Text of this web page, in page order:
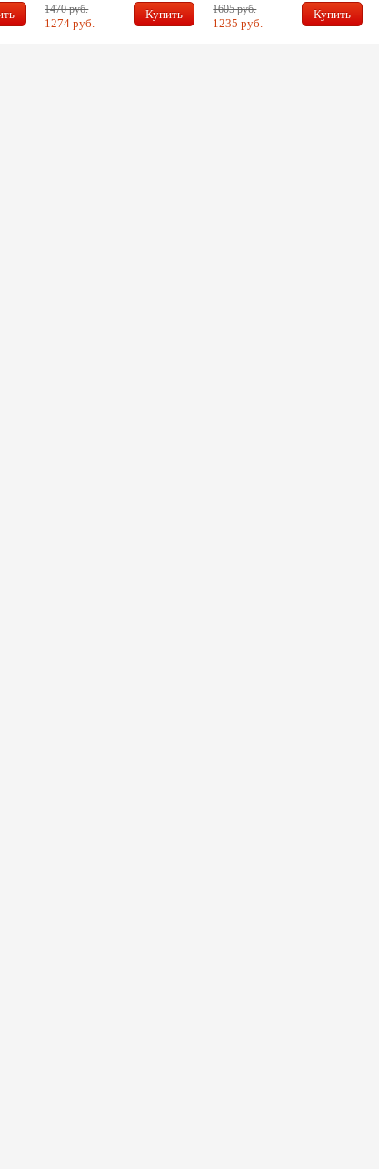
1470 руб.
1274 руб.
Купить 1605 руб.
1235 руб.
Купить